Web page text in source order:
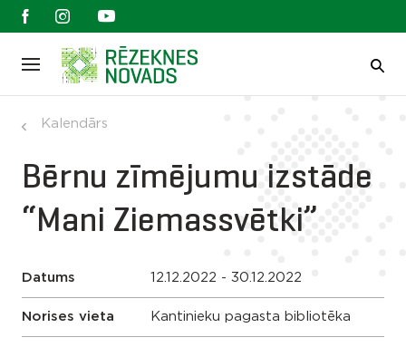
Kalendārs
Bērnu zīmējumu izstāde
“Mani Ziemassvētki”
Datums 12.12.2022 - 30.12.2022
Norises vieta Kantinieku pagasta bibliotēka